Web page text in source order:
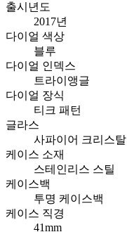
출시년도
2017년
다이얼 색상
블루
다이얼 인덱스
트라이앵글
다이얼 장식
티크 패턴
글라스
사파이어 크리스탈
케이스 소재
스테인리스 스틸
케이스백
투명 케이스백
케이스 직경
41mm